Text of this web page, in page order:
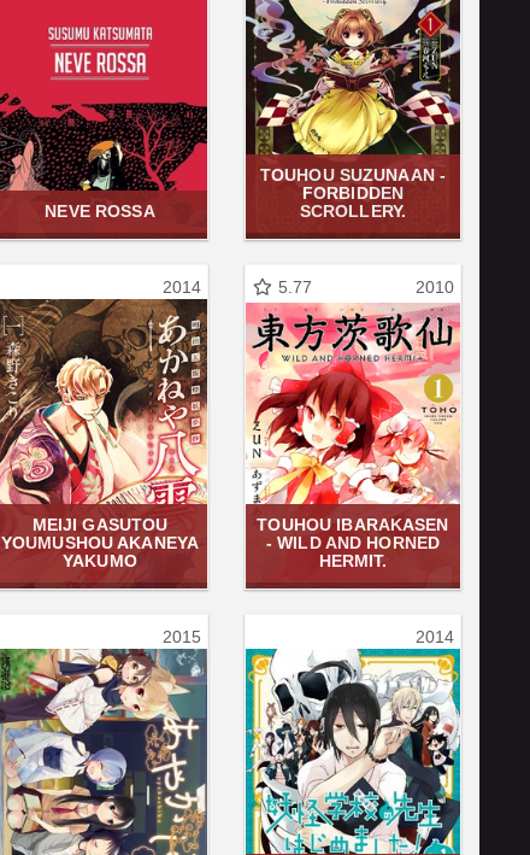
NEVE ROSSA
TOUHOU SUZUNAAN -
FORBIDDEN
SCROLLERY.
2014
MEIJI GASUTOU
YOUMUSHOU AKANEYA
YAKUMO
5.77 2010
TOUHOU IBARAKASEN
- WILD AND HORNED
HERMIT.
2015 2014